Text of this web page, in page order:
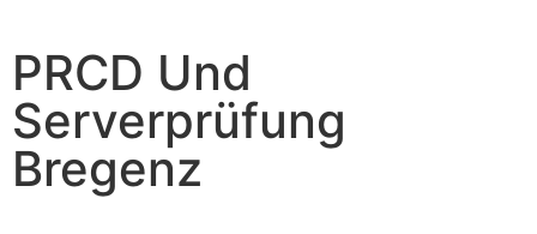
PRCD Und
Serverprüfung
Bregenz